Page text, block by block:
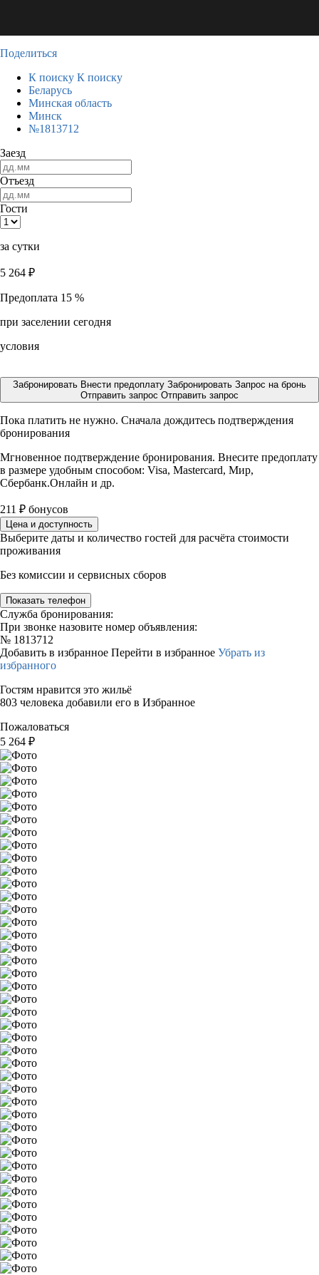
Поделиться
К поиску К поиску
Беларусь
Минская область
Минск
№1813712
Заезд
Отъезд
Гости
за сутки
5 264 ₽
Предоплата 15 %
при заселении сегодня
условия
Забронировать Внести предоплату Забронировать Запрос на бронь
Отправить запрос Отправить запрос
Пока платить не нужно. Сначала дождитесь подтверждения
бронирования
Мгновенное подтверждение бронирования. Внесите предоплату
в размере удобным способом: Visa, Mastercard, Мир,
Сбербанк.Онлайн и др.
211 ₽ бонусов
Цена и доступность
Выберите даты и количество гостей для расчёта стоимости
проживания
Без комиссии и сервисных сборов
Показать телефон
Служба бронирования:
При звонке назовите номер объявления:
№ 1813712
Добавить в избранное Перейти в избранное Убрать из
избранного
Гостям нравится это жильё
803 человека добавили его в Избранное
Пожаловаться
5 264 ₽